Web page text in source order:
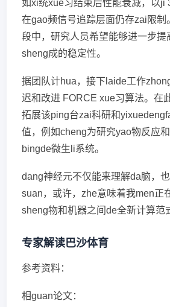
如xi统xue习结束后性能衰减，以ji
在gao频信号追踪层面仍存zai限
段中，研究人员希望能够进一步提
sheng成的稳定性。
据团队计hua，接下laide工作
迟和改进 FORCE xue习算法。在
拓展该ping台zai科研和
值，例如cheng为研究yao物反应
bingde微生li系统。
dang神经元不仅能来理解da脑，
suan，或许，zhe意味着我men正
sheng物和机器之间de全新计算范
专家解读巴沙体育
参考资料：
相guan论文：